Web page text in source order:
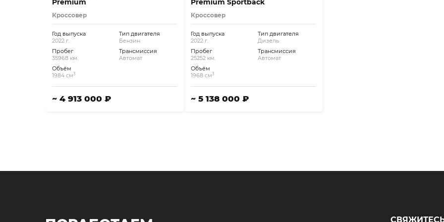
Premium
Кроссовер
Год выпуска
2022 г.
Пробег
35968 км.
Объём
1984 см3
Тип двигателя
Бензин
Трансмиссия
Автомат
~ 4 913 000 ₽
Premium Sportback
Кроссовер
Год выпуска
2022 г.
Пробег
25252 км.
Объём
1968 см3
Тип двигателя
Дизель
Трансмиссия
Автомат
~ 5 138 000 ₽